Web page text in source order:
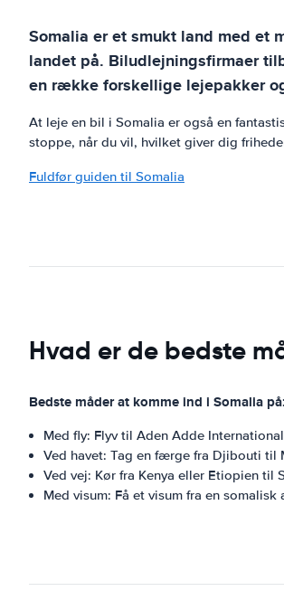
Somalia er et smukt land med et
landet på. Biludlejningsfirmaer
en række forskellige lejepakker
At leje en bil i Somalia er også en
stoppe, når du vil, hvilket giver dig
Fuldfør guiden til Somalia
Hvad er de bedste
Bedste måder at komme ind i Somalia på:
Med fly: Flyv til Aden Adde
Ved havet: Tag en færge fra Djibouti til
Ved vej: Kør fra Kenya eller Etiopien til
Med visum: Få et visum fra en somalisk